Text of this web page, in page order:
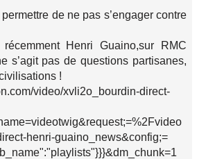
de ne pas s’engager contre
Henri Guaino,sur RMC
s’agit pas de questions partisanes,
!
video/xvli2o_bourdin-direct-
henri-guaino_news&config;=